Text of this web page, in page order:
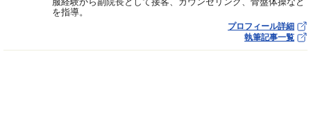
を指導。
プロフィール詳細
執筆記事一覧